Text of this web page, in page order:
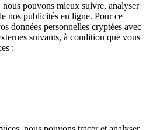
nous pouvons mieux suivre, analyser
nos publicités en ligne. Pour ce
données personnelles cryptées avec
suivants, à condition que vous
: